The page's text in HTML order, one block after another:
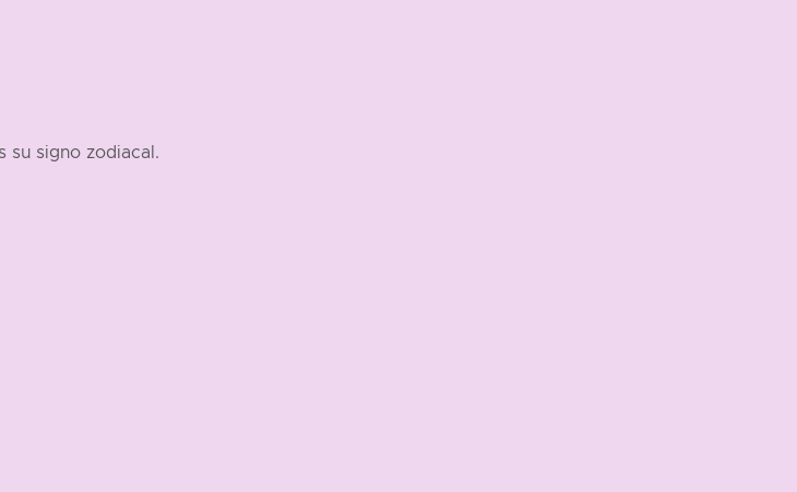
su signo zodiacal.